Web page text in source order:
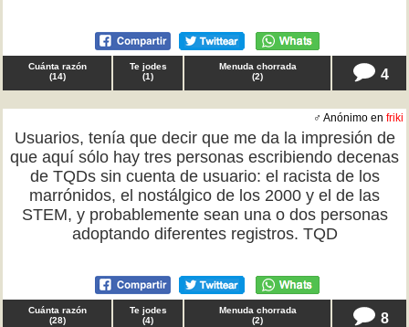
Cuánta razón
(14)
Te jodes
(1)
Menuda chorrada
(2) 4
♂ Anónimo en friki
Usuarios, tenía que decir que me da la impresión de
que aquí sólo hay tres personas escribiendo decenas
de TQDs sin cuenta de usuario: el racista de los
marrónidos, el nostálgico de los 2000 y el de las
STEM, y probablemente sean una o dos personas
adoptando diferentes registros. TQD
Cuánta razón
(28)
Te jodes
(4)
Menuda chorrada
(2) 8